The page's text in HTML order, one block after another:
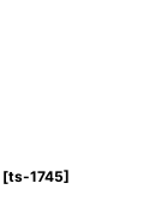
[ts-1745]